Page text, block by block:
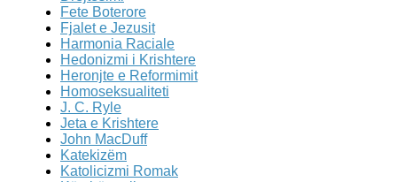
Fete Boterore
Fjalet e Jezusit
Harmonia Raciale
Hedonizmi i Krishtere
Heronjte e Reformimit
Homoseksualiteti
J. C. Ryle
Jeta e Krishtere
John MacDuff
Katekizëm
Katolicizmi Romak